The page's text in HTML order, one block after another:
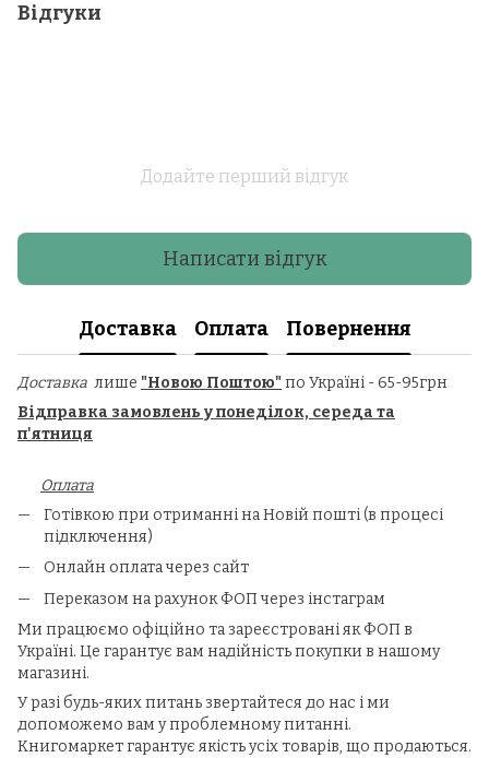
Відгуки
Додайте перший відгук
Написати відгук
Доставка Оплата Повернення
Доставка лише "Новою Поштою"по Україні - 65-95грн
Відправка замовлень у понеділок, середа та
п'ятниця
Оплата
Готівкою при отриманні на Новій пошті (в процесі
підключення)
Онлайн оплата через сайт
Переказом на рахунок ФОП через інстаграм
Ми працюємо офіційно та зареєстровані як ФОП в
Україні. Це гарантує вам надійність покупки в нашому
магазині.
У разі будь-яких питань звертайтеся до нас і ми
допоможемо вам у проблемному питанні.
Книгомаркет гарантує якість усіх товарів, що продаються.